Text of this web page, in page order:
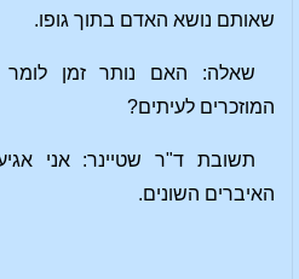
שאותם נושא האדם בתוך גופו.
שאלה: האם נותר זמן
המוזכרים לעיתים?
תשובת ד"ר שטיינר: אני
האיברים השונים.